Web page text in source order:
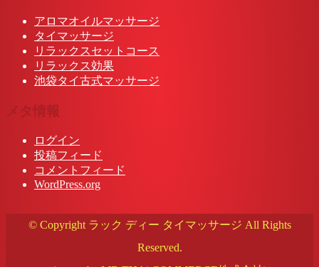
アロマオイルマッサージ
タイマッサージ
リラックスセットコース
リラックス効果
池袋タイ古式マッサージ
メタ情報
ログイン
投稿フィード
コメントフィード
WordPress.org
© Copyright ラック ディー タイマッサージ All Rights
Reserved.